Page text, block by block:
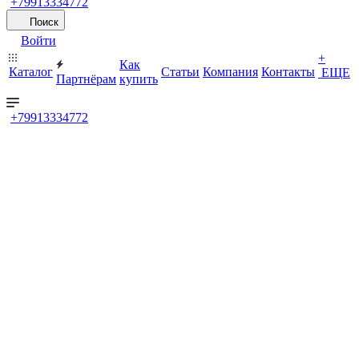
Поиск
Войти
Каталог
Партнёрам
Как
купить
Статьи Компания Контакты
+
ЕЩЕ
+79913334772